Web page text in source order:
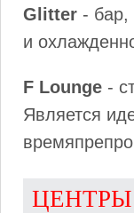
Glitter - бар,
и
F Lounge -
Является